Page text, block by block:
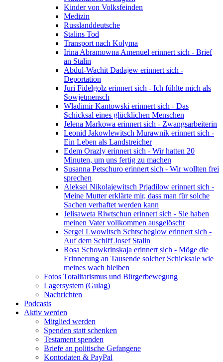
Kinder von Volksfeinden
Medizin
Russlanddeutsche
Stalins Tod
Transport nach Kolyma
Irina Abramowna Amenuel erinnert sich - Brief
an Stalin
Abdul-Wachit Dadajew erinnert sich -
Deportation
Juri Fidelgolz erinnert sich - Ich fühlte mich als
Sowjetmensch
Wladimir Kantowski erinnert sich - Das
Schicksal eines glücklichen Menschen
Jelena Markowa erinnert sich - Zwangsarbeiterin
Leonid Jakowlewitsch Murawnik erinnert sich -
Ein Leben als Landstreicher
Edem Orazly erinnert sich - Wir hatten 20
Minuten, um uns fertig zu machen
Susanna Petschuro erinnert sich - Wir wollten frei
sprechen
Aleksei Nikolajewitsch Prjadilow erinnert sich -
Meine Mutter erklärte mir, dass man für solche
Sachen verhaftet werden kann
Jelisaweta Riwtschun erinnert sich - Sie haben
meinen Vater vollkommen ausgelöscht
Sergei Lwowitsch Schtscheglow erinnert sich -
Auf dem Schiff Josef Stalin
Rosa Schowkrinskaja erinnert sich - Möge die
Erinnerung an Tausende solcher Schicksale wie
meines wach bleiben
Fotos Totalitarismus und Bürgerbewegung
Lagersystem (Gulag)
Nachrichten
Podcasts
Aktiv werden
Mitglied werden
Spenden statt schenken
Testament spenden
Briefe an politische Gefangene
Kontodaten & PayPal